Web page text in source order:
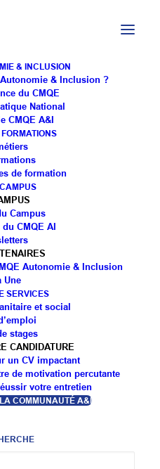
& INCLUSION
Autonomie & Inclusion ?
du CMQE
National
CMQE A&I
de formation
Campus
CMQE AI
Autonomie & Inclusion
Une
SERVICES
et social
stages
CANDIDATURE
un CV impactant
de motivation percutante
votre entretien
COMMUNAUTÉ A&I
avec la
sarroise
en partenariat avec
Transfrontalier et à
délégation
Clivot et Schanding, Nico
pour le Ministère de